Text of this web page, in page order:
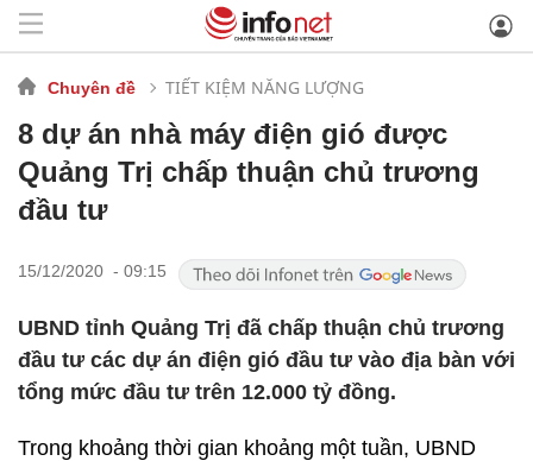
Chuyên đề TIẾT KIỆM NĂNG LƯỢNG
8 dự án nhà máy điện gió được
Quảng Trị chấp thuận chủ trương
đầu tư
15/12/2020 - 09:15
UBND tỉnh Quảng Trị đã chấp thuận chủ trương
đầu tư các dự án điện gió đầu tư vào địa bàn với
tổng mức đầu tư trên 12.000 tỷ đồng.
Trong khoảng thời gian khoảng một tuần, UBND